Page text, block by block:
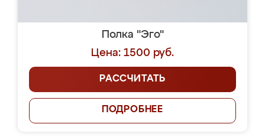
Полка "Эго"
Цена: 1500 руб.
РАССЧИТАТЬ
ПОДРОБНЕЕ